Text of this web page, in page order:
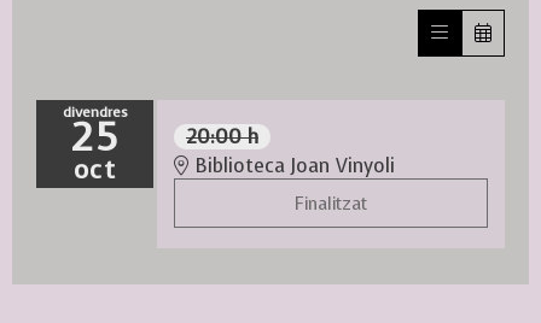
divendres
25
oct
20:00 h
Biblioteca Joan Vinyoli
Finalitzat